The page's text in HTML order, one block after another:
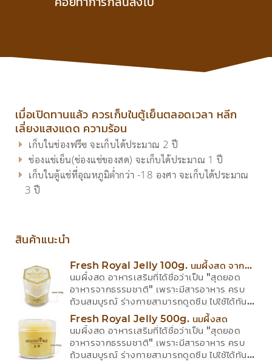
ค่อยทำการกลืนลงไป
เมื่อเปิดทานแล้ว ควรเก็บในตู้เย็นตลอดเวลา หลีก
เลี่ยงแสงแดด ความร้อน
เก็บในช่องฟรีซ จะเก็บได้ประมาณ 2 ปี
ช่องแช่เย็น(ช่องแช่ของสด) จะเก็บได้ประมาณ 1 ปี
เก็บในตู้แช่ที่อุณหภูมิต่ำกว่า -18 องศา จะเก็บได้ประมาณ
3 ปี
สินค้าแนะนำ
Fresh Royal Jelly 100g. นมผึ้งสด จาก
ธรรมชาติแท้ 100%
นมผึ้งสด อาหารเสริมที่ได้ชื่อว่าเป็น "สุดยอด
อาหารจากธรรมชาติ" เพราะมีสารอาหาร ครบ
ถ้วนสมบูรณ์ ร่างกายสามารถดูดซึม ไปใช้ได้ทันที
มีคุณสมบัติมากมาย เช่น การเสริมภูมิคุ้มกัน ต้าน
การอักเสบ และต่อต้านริ้วรอย สดจากธรรมชาติ
แท้ 100% ไม่มีสิ่งตกค้าง หรือสารปลอมปนอื่น
ไม่มีวัตถุกันเสีย และสารปรุงแต่ง
Fresh Royal Jelly 500g. นมผึ้งสด
นมผึ้งสด อาหารเสริมที่ได้ชื่อว่าเป็น "สุดยอด
อาหารจากธรรมชาติ" เพราะมีสารอาหาร ครบ
ถ้วนสมบูรณ์ ร่างกายสามารถดูดซึม ไปใช้ได้ทันที